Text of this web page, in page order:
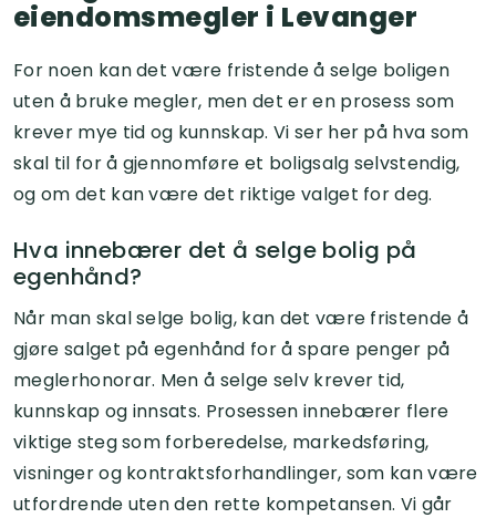
eiendomsmegler i Levanger
For noen kan det være fristende å selge boligen
uten å bruke megler, men det er en prosess som
krever mye tid og kunnskap. Vi ser her på hva som
skal til for å gjennomføre et boligsalg selvstendig,
og om det kan være det riktige valget for deg.
Hva innebærer det å selge bolig på
egenhånd?
Når man skal selge bolig, kan det være fristende å
gjøre salget på egenhånd for å spare penger på
meglerhonorar. Men å selge selv krever tid,
kunnskap og innsats. Prosessen innebærer flere
viktige steg som forberedelse, markedsføring,
visninger og kontraktsforhandlinger, som kan være
utfordrende uten den rette kompetansen. Vi går